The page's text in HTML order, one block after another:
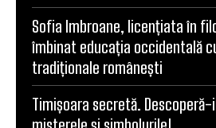
Sofia Imbroane, licențiata în
îmbinat educația occidentală
tradiționale românești
Timișoara secretă.